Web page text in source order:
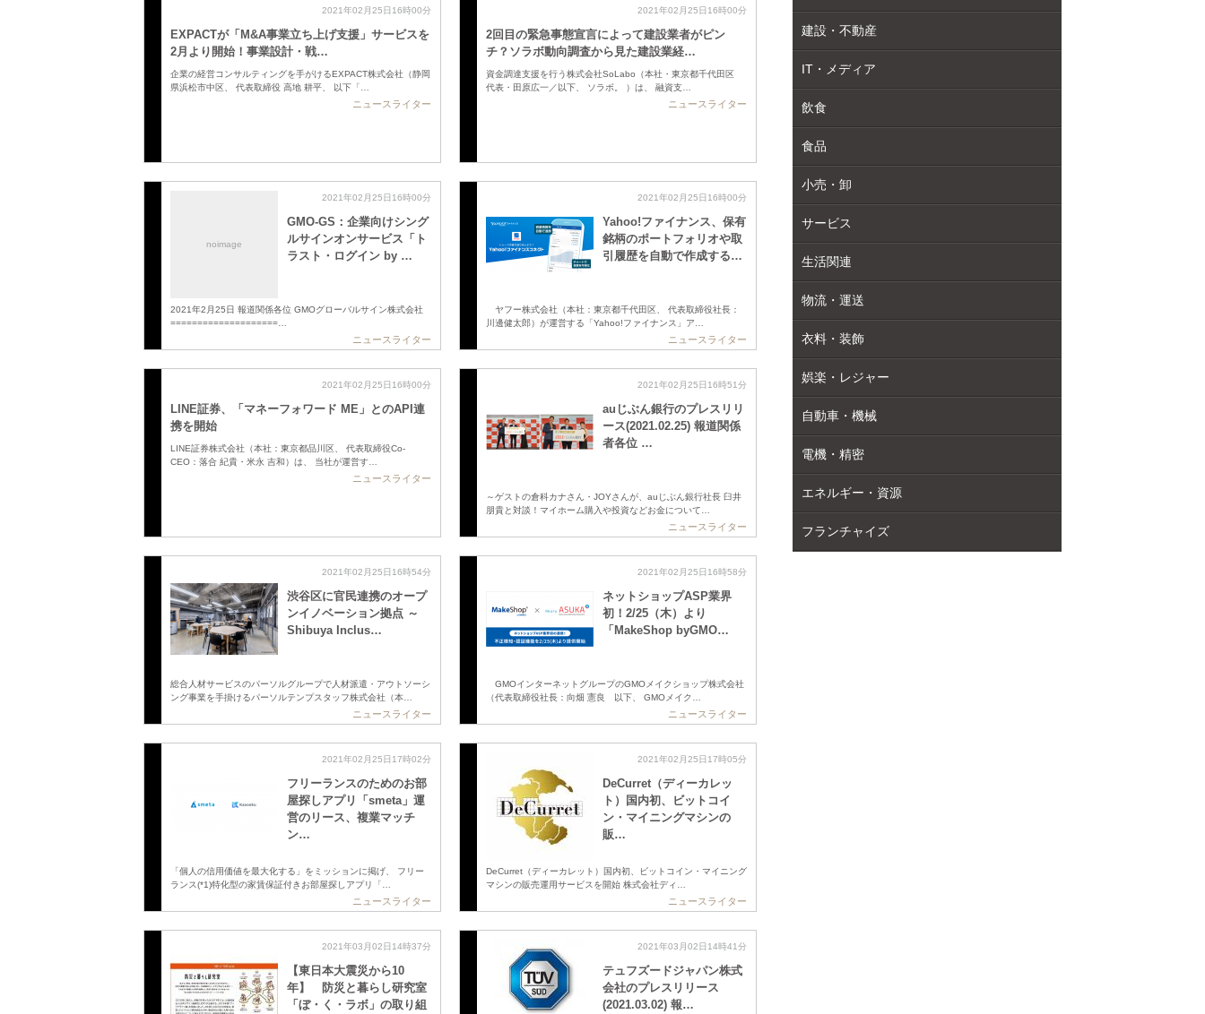
2021年02月25日16時00分
EXPACTが「M&A事業立ち上げ支援」サービスを
2月より開始！事業設計・戦…
企業の経営コンサルティングを手がけるEXPACT株式会社（静岡
県浜松市中区、 代表取締役 高地 耕平、 以下「…
ニュースライター
2021年02月25日16時00分
2回目の緊急事態宣言によって建設業者がピン
チ？ソラボ動向調査から見た建設業経…
資金調達支援を行う株式会社SoLabo（本社・東京都千代田区
代表・田原広一／以下、 ソラボ。 ）は、 融資支…
ニュースライター
noimage
2021年02月25日16時00分
GMO-GS：企業向けシング
ルサインオンサービス「ト
ラスト・ログイン by …
2021年2月25日 報道関係各位 GMOグローバルサイン株式会社
====================…
ニュースライター
2021年02月25日16時00分
Yahoo!ファイナンス、保有
銘柄のポートフォリオや取
引履歴を自動で作成する…
ヤフー株式会社（本社：東京都千代田区、 代表取締役社長：
川邊健太郎）が運営する「Yahoo!ファイナンス」ア…
ニュースライター
2021年02月25日16時00分
LINE証券、「マネーフォワード ME」とのAPI連
携を開始
LINE証券株式会社（本社：東京都品川区、 代表取締役Co-
CEO：落合 紀貴・米永 吉和）は、 当社が運営す…
ニュースライター
2021年02月25日16時51分
auじぶん銀行のプレスリリ
ース(2021.02.25) 報道関係
者各位 …
～ゲストの倉科カナさん・JOYさんが、auじぶん銀行社長 臼井
朋貴と対談！マイホーム購入や投資などお金について…
ニュースライター
2021年02月25日16時54分
渋谷区に官民連携のオープ
ンイノベーション拠点 ～
Shibuya Inclus…
総合人材サービスのパーソルグループで人材派遣・アウトソーシ
ング事業を手掛けるパーソルテンプスタッフ株式会社（本…
ニュースライター
2021年02月25日16時58分
ネットショップASP業界
初！2/25（木）より
「MakeShop byGMO…
GMOインターネットグループのGMOメイクショップ株式会社
（代表取締役社長：向畑 憲良 以下、 GMOメイク…
ニュースライター
2021年02月25日17時02分
フリーランスのためのお部
屋探しアプリ「smeta」運
営のリース、複業マッチ
ン…
「個人の信用価値を最大化する」をミッションに掲げ、 フリー
ランス(*1)特化型の家賃保証付きお部屋探しアプリ「…
ニュースライター
2021年02月25日17時05分
DeCurret（ディーカレッ
ト）国内初、ビットコイ
ン・マイニングマシンの
販…
DeCurret（ディーカレット）国内初、ビットコイン・マイニング
マシンの販売運用サービスを開始 株式会社ディ…
ニュースライター
2021年03月02日14時37分
【東日本大震災から10
年】 防災と暮らし研究室
「ぼ・く・ラボ」の取り組
2021年03月02日14時41分
テュフズードジャパン株式
会社のプレスリリース
(2021.03.02) 報…
建設・不動産
IT・メディア
飲食
食品
小売・卸
サービス
生活関連
物流・運送
衣料・装飾
娯楽・レジャー
自動車・機械
電機・精密
エネルギー・資源
フランチャイズ